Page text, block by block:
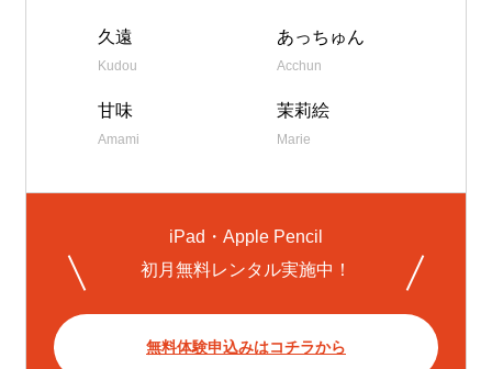
久遠
Kudou
あっちゅん
Acchun
甘味
Amami
茉莉絵
Marie
iPad・Apple Pencil
初月無料レンタル実施中！
無料体験申込みはコチラから